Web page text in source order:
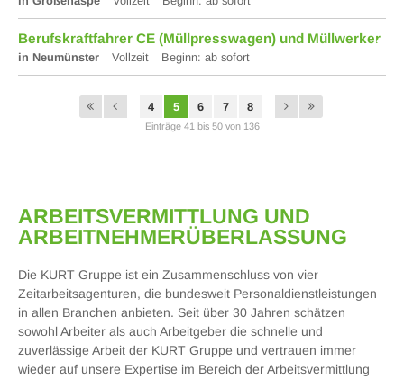
Berufskraftfahrer CE (Müllpresswagen) und Müllwerker
in Neumünster Vollzeit Beginn: ab sofort
4 5 6 7 8
Einträge 41 bis 50 von 136
ARBEITS­VERMITTLUNG UND
ARBEITNEHMER­ÜBERLASSUNG
Die KURT Gruppe ist ein Zusammenschluss von vier
Zeitarbeitsagenturen, die bundesweit Personaldienstleistungen
in allen Branchen anbieten. Seit über 30 Jahren schätzen
sowohl Arbeiter als auch Arbeitgeber die schnelle und
zuverlässige Arbeit der KURT Gruppe und vertrauen immer
wieder auf unsere Expertise im Bereich der Arbeitsvermittlung